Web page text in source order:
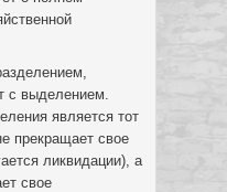
с выделением.
является тот
прекращает свое
ликвидации), а
свое